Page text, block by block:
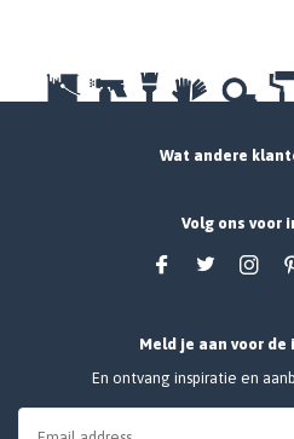
Wat andere
Volg ons voor
Meld je aan voor
En ontvang inspiratie en